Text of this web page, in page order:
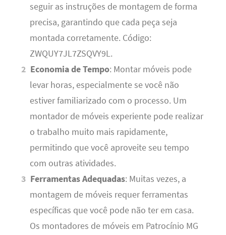
seguir as instruções de montagem de forma
precisa, garantindo que cada peça seja
montada corretamente. Código:
ZWQUY7JL7ZSQVY9L.
Economia de Tempo: Montar móveis pode
levar horas, especialmente se você não
estiver familiarizado com o processo. Um
montador de móveis experiente pode realizar
o trabalho muito mais rapidamente,
permitindo que você aproveite seu tempo
com outras atividades.
Ferramentas Adequadas: Muitas vezes, a
montagem de móveis requer ferramentas
específicas que você pode não ter em casa.
Os montadores de móveis em Patrocínio MG